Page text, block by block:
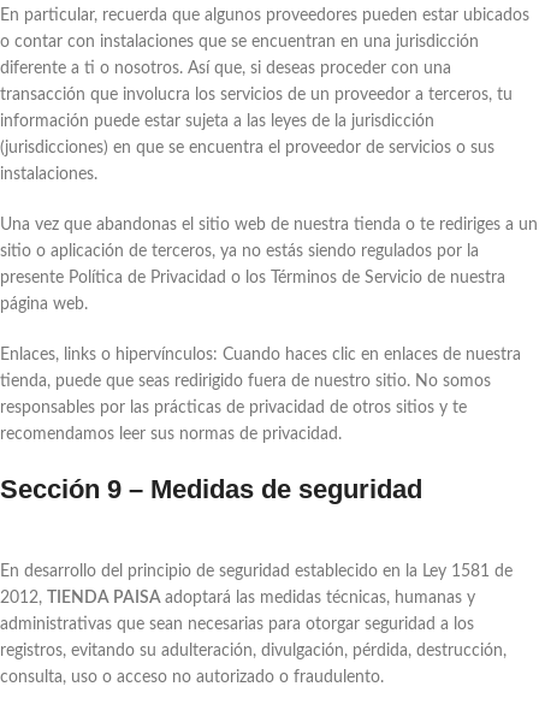
En particular, recuerda que algunos proveedores pueden estar ubicados
o contar con instalaciones que se encuentran en una jurisdicción
diferente a ti o nosotros. Así que, si deseas proceder con una
transacción que involucra los servicios de un proveedor a terceros, tu
información puede estar sujeta a las leyes de la jurisdicción
(jurisdicciones) en que se encuentra el proveedor de servicios o sus
instalaciones.
Una vez que abandonas el sitio web de nuestra tienda o te rediriges a un
sitio o aplicación de terceros, ya no estás siendo regulados por la
presente Política de Privacidad o los Términos de Servicio de nuestra
página web.
Enlaces, links o hipervínculos: Cuando haces clic en enlaces de nuestra
tienda, puede que seas redirigido fuera de nuestro sitio. No somos
responsables por las prácticas de privacidad de otros sitios y te
recomendamos leer sus normas de privacidad.
Sección 9 – Medidas de seguridad
En desarrollo del principio de seguridad establecido en la Ley 1581 de
2012,
TIENDA PAISA adoptará las medidas técnicas, humanas y
administrativas que sean necesarias para otorgar seguridad a los
registros, evitando su adulteración, divulgación, pérdida, destrucción,
consulta, uso o acceso no autorizado o fraudulento.